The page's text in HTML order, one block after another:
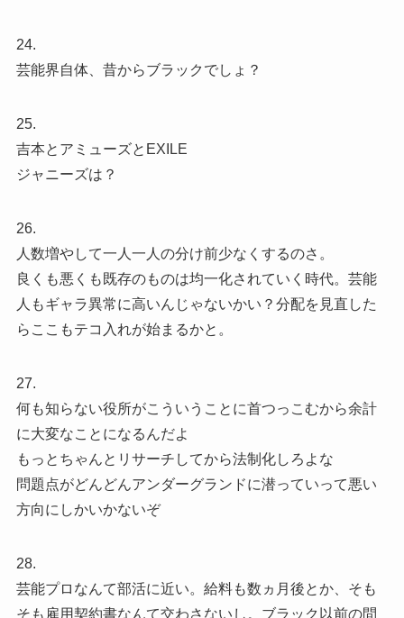
24.
芸能界自体、昔からブラックでしょ？
25.
吉本とアミューズとEXILE
ジャニーズは？
26.
人数増やして一人一人の分け前少なくするのさ。
良くも悪くも既存のものは均一化されていく時代。芸能
人もギャラ異常に高いんじゃないかい？分配を見直した
らここもテコ入れが始まるかと。
27.
何も知らない役所がこういうことに首つっこむから余計
に大変なことになるんだよ
もっとちゃんとリサーチしてから法制化しろよな
問題点がどんどんアンダーグランドに潜っていって悪い
方向にしかいかないぞ
28.
芸能プロなんて部活に近い。給料も数ヵ月後とか、そも
そも雇用契約書なんて交わさないし。ブラック以前の問